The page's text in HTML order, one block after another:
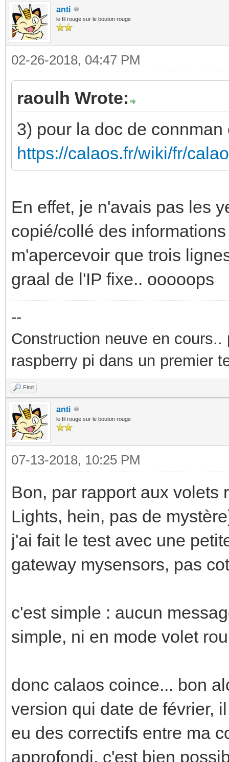
anti
le fil rouge sur le bouton rouge
02-26-2018, 04:47 PM
raoulh Wrote:
3) pour la doc de connman
https://calaos.fr/wiki/fr/
En effet, je n'avais pas les
copié/collé des
m'apercevoir que trois
graal de l'IP fixe.. ooooops
--
Construction neuve en
raspberry pi dans un premier
Find
anti
le fil rouge sur le bouton rouge
07-13-2018, 10:25 PM
Bon, par rapport aux volets
Lights, hein, pas de
j'ai fait le test avec une
gateway mysensors, pas
c'est simple : aucun
simple, ni en mode volet
donc calaos coince... bon
version qui date de février,
eu des correctifs entre ma
approfondi, c'est bien